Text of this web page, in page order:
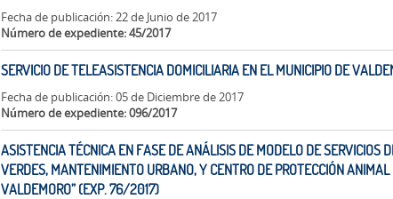
Fecha de publicación: 22 de Junio de 2017
Número de expediente: 45/2017
SERVICIO DE TELEASISTENCIA DOMICILIARIA EN EL MUNICIPIO DE
Fecha de publicación: 05 de Diciembre de 2017
Número de expediente: 096/2017
ASISTENCIA TÉCNICA EN FASE DE ANÁLISIS DE MODELO DE SERVICIOS
VERDES, MANTENIMIENTO URBANO, Y CENTRO DE PROTECCIÓN
VALDEMORO” (EXP. 76/2017)